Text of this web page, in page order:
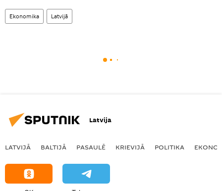
Ekonomika Latvijā
Latvija
LATVIJĀ BALTIJĀ PASAULĒ KRIEVIJĀ POLITIKA